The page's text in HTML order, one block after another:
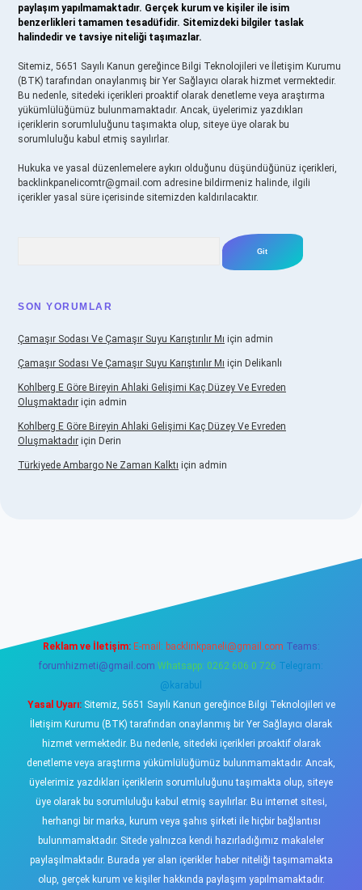
paylaşım yapılmamaktadır. Gerçek kurum ve kişiler ile isim
benzerlikleri tamamen tesadüfidir. Sitemizdeki bilgiler taslak
halindedir ve tavsiye niteliği taşımazlar.
Sitemiz, 5651 Sayılı Kanun gereğince Bilgi Teknolojileri ve İletişim Kurumu
(BTK) tarafından onaylanmış bir Yer Sağlayıcı olarak hizmet vermektedir.
Bu nedenle, sitedeki içerikleri proaktif olarak denetleme veya araştırma
yükümlülüğümüz bulunmamaktadır. Ancak, üyelerimiz yazdıkları
içeriklerin sorumluluğunu taşımakta olup, siteye üye olarak bu
sorumluluğu kabul etmiş sayılırlar.
Hukuka ve yasal düzenlemelere aykırı olduğunu düşündüğünüz içerikleri,
backlinkpanelicomtr@gmail.com adresine bildirmeniz halinde, ilgili
içerikler yasal süre içerisinde sitemizden kaldırılacaktır.
SON YORUMLAR
Çamaşır Sodası Ve Çamaşır Suyu Karıştırılır Mı için admin
Çamaşır Sodası Ve Çamaşır Suyu Karıştırılır Mı için Delikanlı
Kohlberg E Göre Bireyin Ahlaki Gelişimi Kaç Düzey Ve Evreden
Oluşmaktadır için admin
Kohlberg E Göre Bireyin Ahlaki Gelişimi Kaç Düzey Ve Evreden
Oluşmaktadır için Derin
Türkiyede Ambargo Ne Zaman Kalktı için admin
Reklam ve İletişim: E-mail: backlinkpaneli@gmail.com Teams:
forumhizmeti@gmail.com Whatsapp: 0262 606 0 726 Telegram:
@karabul
Yasal Uyarı:Sitemiz, 5651 Sayılı Kanun gereğince Bilgi Teknolojileri ve
İletişim Kurumu (BTK) tarafından onaylanmış bir Yer Sağlayıcı olarak
hizmet vermektedir. Bu nedenle, sitedeki içerikleri proaktif olarak
denetleme veya araştırma yükümlülüğümüz bulunmamaktadır. Ancak,
üyelerimiz yazdıkları içeriklerin sorumluluğunu taşımakta olup, siteye
üye olarak bu sorumluluğu kabul etmiş sayılırlar. Bu internet sitesi,
herhangi bir marka, kurum veya şahıs şirketi ile hiçbir bağlantısı
bulunmamaktadır. Sitede yalnızca kendi hazırladığımız makaleler
paylaşılmaktadır. Burada yer alan içerikler haber niteliği taşımamakta
olup, gerçek kurum ve kişiler hakkında paylaşım yapılmamaktadır.